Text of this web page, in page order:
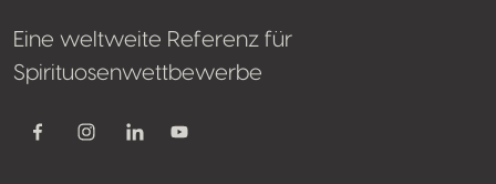
Eine weltweite Referenz für
Spirituosenwettbewerbe
FacebookInstagramLinkedinYoutube